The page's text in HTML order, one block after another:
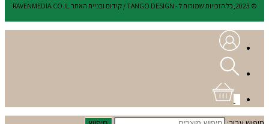
© 2023,כל הזכויות שמורות ל - TANGO DESIGN / קידום ובניית האתר RAVENMEDIA.CO.IL